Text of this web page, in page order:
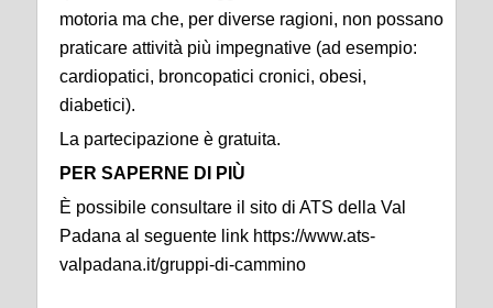
motoria ma che, per diverse ragioni, non possano
praticare attività più impegnative (ad esempio:
cardiopatici, broncopatici cronici, obesi,
diabetici).
La partecipazione è gratuita.
PER SAPERNE DI PIÙ
È possibile consultare il sito di ATS della Val
Padana al seguente link https://www.ats-
valpadana.it/gruppi-di-cammino